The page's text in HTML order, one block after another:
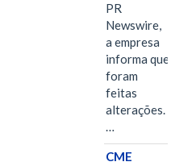
PR
Newswire,
a empresa
informa que
foram
feitas
alterações.
…
CME